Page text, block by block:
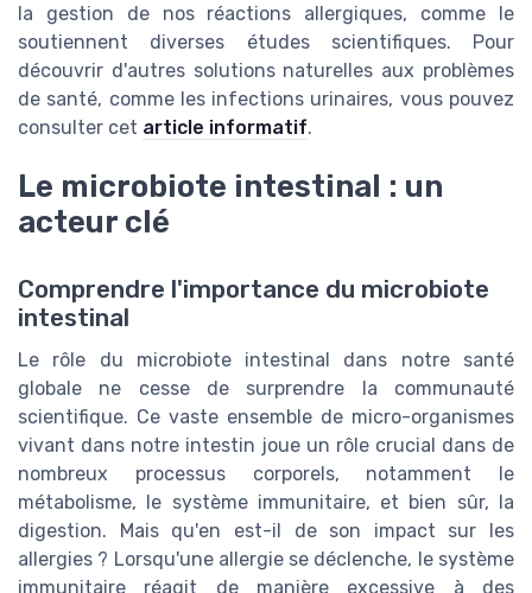
la gestion de nos réactions allergiques, comme le
soutiennent diverses études scientifiques. Pour
découvrir d'autres solutions naturelles aux problèmes
de santé, comme les infections urinaires, vous pouvez
consulter cet article informatif.
Le microbiote intestinal : un
acteur clé
Comprendre l'importance du microbiote
intestinal
Le rôle du microbiote intestinal dans notre santé
globale ne cesse de surprendre la communauté
scientifique. Ce vaste ensemble de micro-organismes
vivant dans notre intestin joue un rôle crucial dans de
nombreux processus corporels, notamment le
métabolisme, le système immunitaire, et bien sûr, la
digestion. Mais qu'en est-il de son impact sur les
allergies ? Lorsqu'une allergie se déclenche, le système
immunitaire réagit de manière excessive à des